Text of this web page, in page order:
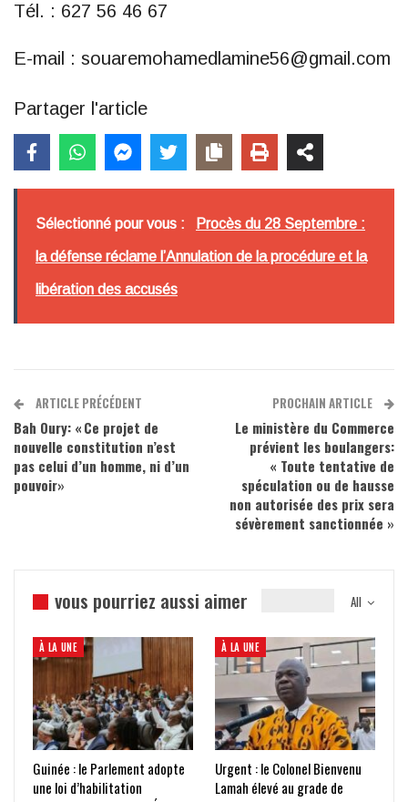
Tél. : 627 56 46 67
E-mail : souaremohamedlamine56@gmail.com
Partager l'article
Sélectionné pour vous : Procès du 28 Septembre :
la défense réclame l’Annulation de la procédure et la
libération des accusés
ARTICLE PRÉCÉDENT
Bah Oury: « Ce projet de
nouvelle constitution n’est
pas celui d’un homme, ni d’un
pouvoir»
PROCHAIN ARTICLE
Le ministère du Commerce
prévient les boulangers:
« Toute tentative de
spéculation ou de hausse
non autorisée des prix sera
sévèrement sanctionnée »
All
vous pourriez aussi aimer
À LA UNE
Guinée : le Parlement adopte
une loi d’habilitation
À LA UNE
Urgent : le Colonel Bienvenu
Lamah élevé au grade de